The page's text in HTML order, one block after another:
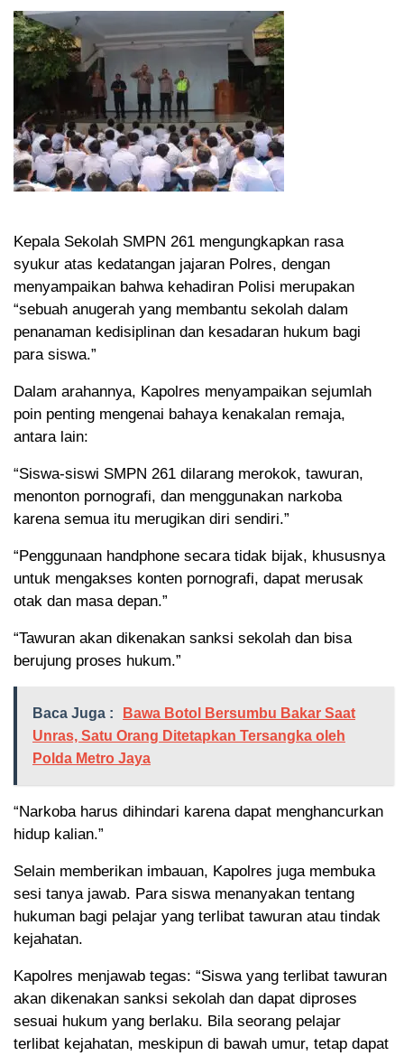
Kepala Sekolah SMPN 261 mengungkapkan rasa
syukur atas kedatangan jajaran Polres, dengan
menyampaikan bahwa kehadiran Polisi merupakan
“sebuah anugerah yang membantu sekolah dalam
penanaman kedisiplinan dan kesadaran hukum bagi
para siswa.”
Dalam arahannya, Kapolres menyampaikan sejumlah
poin penting mengenai bahaya kenakalan remaja,
antara lain:
“Siswa-siswi SMPN 261 dilarang merokok, tawuran,
menonton pornografi, dan menggunakan narkoba
karena semua itu merugikan diri sendiri.”
“Penggunaan handphone secara tidak bijak, khususnya
untuk mengakses konten pornografi, dapat merusak
otak dan masa depan.”
“Tawuran akan dikenakan sanksi sekolah dan bisa
berujung proses hukum.”
Baca Juga :
Bawa Botol Bersumbu Bakar Saat
Unras, Satu Orang Ditetapkan Tersangka oleh
Polda Metro Jaya
“Narkoba harus dihindari karena dapat menghancurkan
hidup kalian.”
Selain memberikan imbauan, Kapolres juga membuka
sesi tanya jawab. Para siswa menanyakan tentang
hukuman bagi pelajar yang terlibat tawuran atau tindak
kejahatan.
Kapolres menjawab tegas: “Siswa yang terlibat tawuran
akan dikenakan sanksi sekolah dan dapat diproses
sesuai hukum yang berlaku. Bila seorang pelajar
terlibat kejahatan, meskipun di bawah umur, tetap dapat